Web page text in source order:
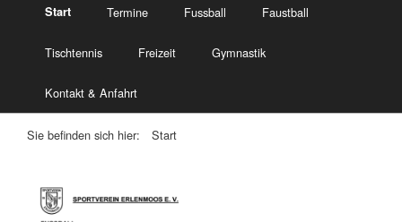
Start Termine Fussball Faustball
Tischtennis Freizeit Gymnastik
Kontakt & Anfahrt
Sie befinden sich hier: Start